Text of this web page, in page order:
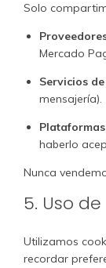
Solo
Mercado
Servicios
mensajería).
haberlo
Nunca
5. Uso
Utilizamos
recordar